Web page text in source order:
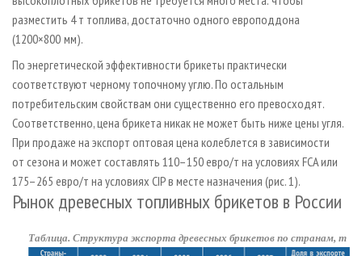
разместить 4 т топлива, достаточно одного европоддона
(1200×800 мм).
По энергетической эффективности брикеты практически
соответствуют черному топочному углю. По остальным
потребительским свойствам они существенно его превосходят.
Соответственно, цена брикета никак не может быть ниже цены угля.
При продаже на экспорт оптовая цена колеблется в зависимости
от сезона и может составлять 110–150 евро/т на условиях FCA или
175–265 евро/т на условиях CIP в месте назначения (рис. 1).
Рынок древесных топливных брикетов в России
Таблица. Структура экспорта древесных брикетов по странам, т